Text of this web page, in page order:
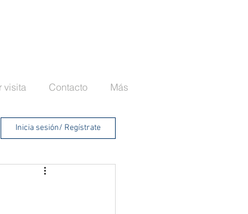
visita Contacto Más
Inicia sesión/ Regístrate